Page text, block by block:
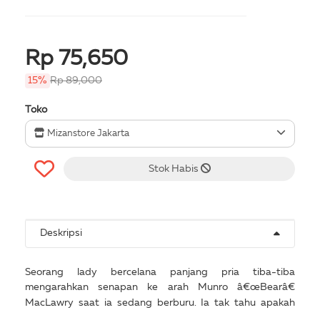
Rp 75,650
15% Rp 89,000
Toko
Mizanstore Jakarta
Stok Habis
Deskripsi
Seorang lady bercelana panjang pria tiba-tiba
mengarahkan senapan ke arah Munro â€œBearâ€
MacLawry saat ia sedang berburu. Ia tak tahu apakah